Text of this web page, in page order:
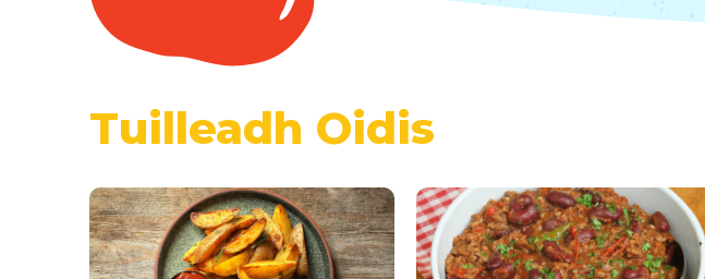
Tuilleadh Oidis